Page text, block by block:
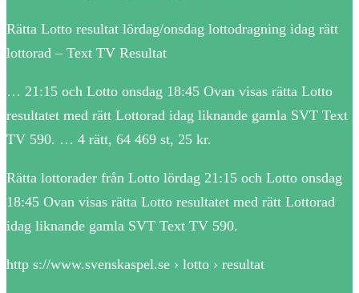
Rätta Lotto resultat lördag/onsdag lottodragning idag rätt
lottorad – Text TV Resultat
… 21:15 och Lotto onsdag 18:45 Ovan visas rätta Lotto
resultatet med rätt Lottorad idag liknande gamla SVT Text
TV 590. … 4 rätt, 64 469 st, 25 kr.
Rätta lottorader från Lotto lördag 21:15 och Lotto onsdag
18:45 Ovan visas rätta Lotto resultatet med rätt Lottorad
idag liknande gamla SVT Text TV 590.
http s://www.svenskaspel.se › lotto › resultat